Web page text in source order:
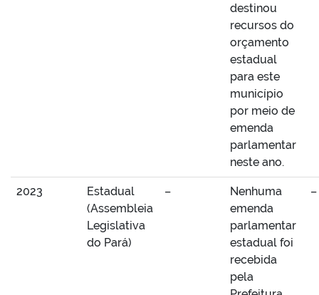
destinou
recursos do
orçamento
estadual
para este
município
por meio de
emenda
parlamentar
neste ano.
2023
Estadual
(Assembleia
Legislativa
do Pará)
–
Nenhuma
emenda
parlamentar
estadual foi
recebida
pela
–